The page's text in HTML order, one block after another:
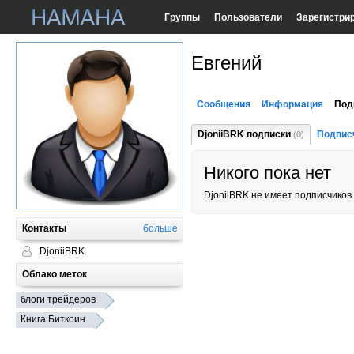
Группы Пользователи
Контакты больше
DjoniiBRK
Облако меток
блоги трейдеров
Книга Биткоин
Евгений
Сообщения Информация
DjoniiBRK подписки (0)
Никого пока нет
DjoniiBRK не имеет подписчиков